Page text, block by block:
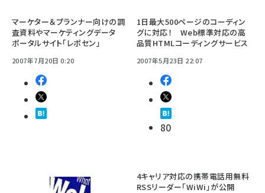
マーケター＆プランナー向けの調
査資料やマーケティングデータ
ポータルサイト「レポセン」
2007年7月20日 0:20
1日最大500ページのコーディン
グに対応！ Web標準対応の高
品質HTMLコーディングサービス
2007年5月23日 22:07
80
4キャリア対応の携帯電話用無料
RSSリーダー「WiWi」が公開